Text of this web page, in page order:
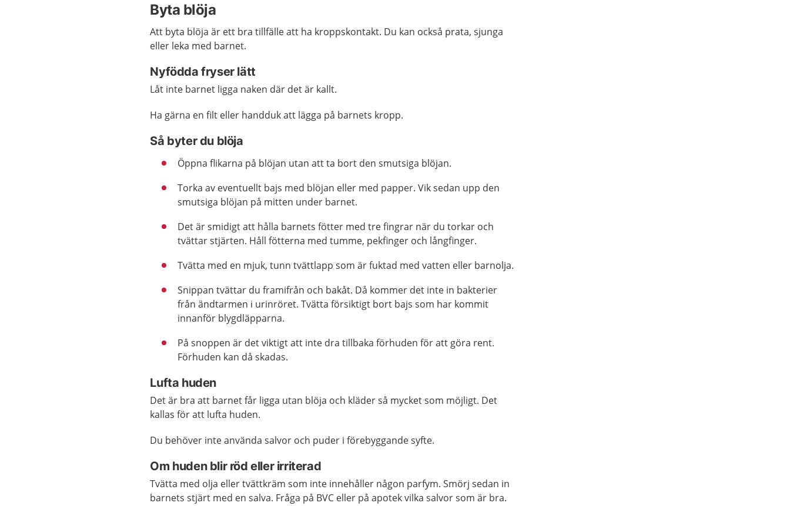
Byta blöja
Att byta blöja är ett bra tillfälle att ha kroppskontakt. Du kan också prata, sjunga
eller leka med barnet.
Nyfödda fryser lätt
Låt inte barnet ligga naken där det är kallt.
Ha gärna en filt eller handduk att lägga på barnets kropp.
Så byter du blöja
Öppna flikarna på blöjan utan att ta bort den smutsiga blöjan.
Torka av eventuellt bajs med blöjan eller med papper. Vik sedan upp den
smutsiga blöjan på mitten under barnet.
Det är smidigt att hålla barnets fötter med tre fingrar när du torkar och
tvättar stjärten. Håll fötterna med tumme, pekfinger och långfinger.
Tvätta med en mjuk, tunn tvättlapp som är fuktad med vatten eller barnolja.
Snippan tvättar du framifrån och bakåt. Då kommer det inte in bakterier
från ändtarmen i urinröret. Tvätta försiktigt bort bajs som har kommit
innanför blygdläpparna.
På snoppen är det viktigt att inte dra tillbaka förhuden för att göra rent.
Förhuden kan då skadas.
Lufta huden
Det är bra att barnet får ligga utan blöja och kläder så mycket som möjligt. Det
kallas för att lufta huden.
Du behöver inte använda salvor och puder i förebyggande syfte.
Om huden blir röd eller irriterad
Tvätta med olja eller tvättkräm som inte innehåller någon parfym. Smörj sedan in
barnets stjärt med en salva. Fråga på BVC eller på apotek vilka salvor som är bra.